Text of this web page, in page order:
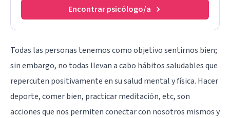
Encontrar psicólogo/a
Todas las personas tenemos como objetivo sentirnos bien;
sin embargo, no todas llevan a cabo hábitos saludables que
repercuten positivamente en su salud mental y física. Hacer
deporte, comer bien, practicar meditación, etc, son
acciones que nos permiten conectar con nosotros mismos y